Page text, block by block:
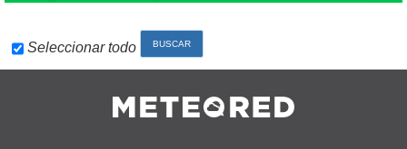
Seleccionar todo